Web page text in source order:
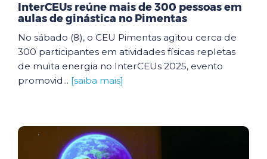
InterCEUs reúne mais de 300 pessoas em
aulas de ginástica no Pimentas
No sábado (8), o CEU Pimentas agitou cerca de
300 participantes em atividades físicas repletas
de muita energia no InterCEUs 2025, evento
promovid... [saiba mais]